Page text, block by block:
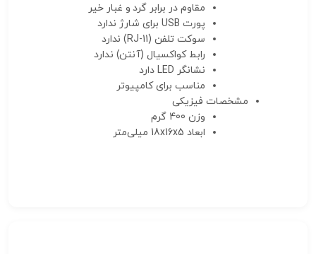
مقاوم در برابر گرد و غبار خیر
پورت USB برای شارژ
ندارد
سوکت تلفن (RJ-11)
ندارد
رابط کواکسیال (آنتن) ندارد
نشانگر LED
دارد
مناسب برای کامپیوتر
مشخصات فیزیکی
وزن 400 گرم
ابعاد 18x16x5 میلی‌متر